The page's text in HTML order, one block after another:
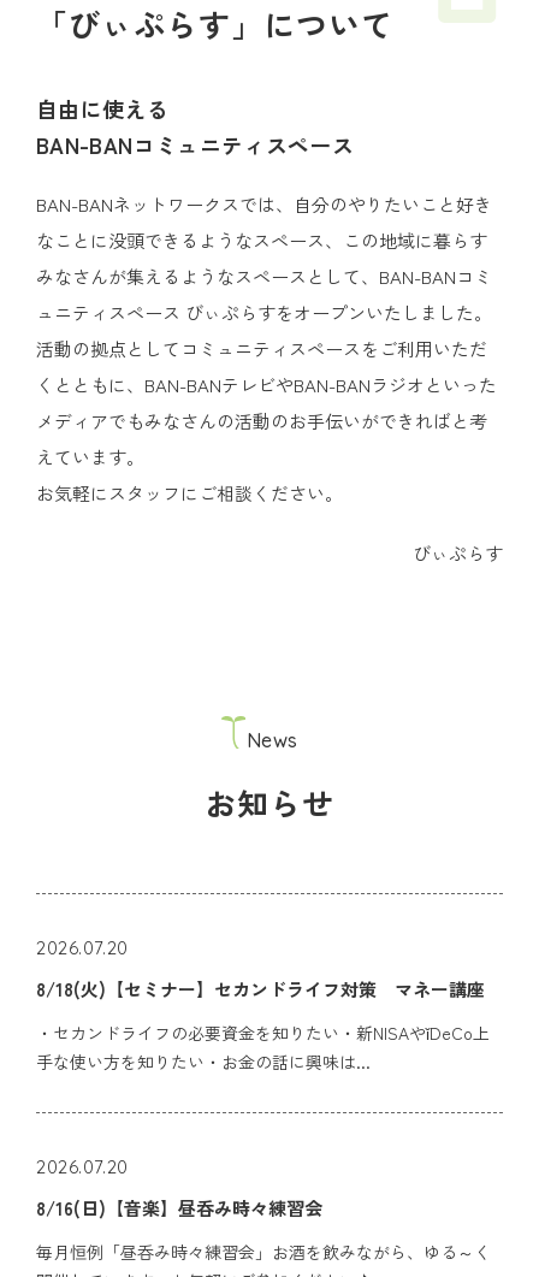
「びぃぷらす」について
自由に使える
BAN-BANコミュニティスペース
BAN-BANネットワークスでは、自分のやりたいこと好き
なことに没頭できるようなスペース、この地域に暮らす
みなさんが集えるようなスペースとして、BAN-BANコミ
ュニティスペース びぃぷらすをオープンいたしました。
活動の拠点としてコミュニティスペースをご利用いただ
くとともに、BAN-BANテレビやBAN-BANラジオといった
メディアでもみなさんの活動のお手伝いができればと考
えています。
お気軽にスタッフにご相談ください。
びぃぷらす
News
お知らせ
2026.07.20
8/18(火)【セミナー】セカンドライフ対策 マネー講座
・セカンドライフの必要資金を知りたい・新NISAやǐDeCo上
手な使い方を知りたい・お金の話に興味は...
2026.07.20
8/16(日)【音楽】昼呑み時々練習会
毎月恒例「昼呑み時々練習会」お酒を飲みながら、ゆる～く